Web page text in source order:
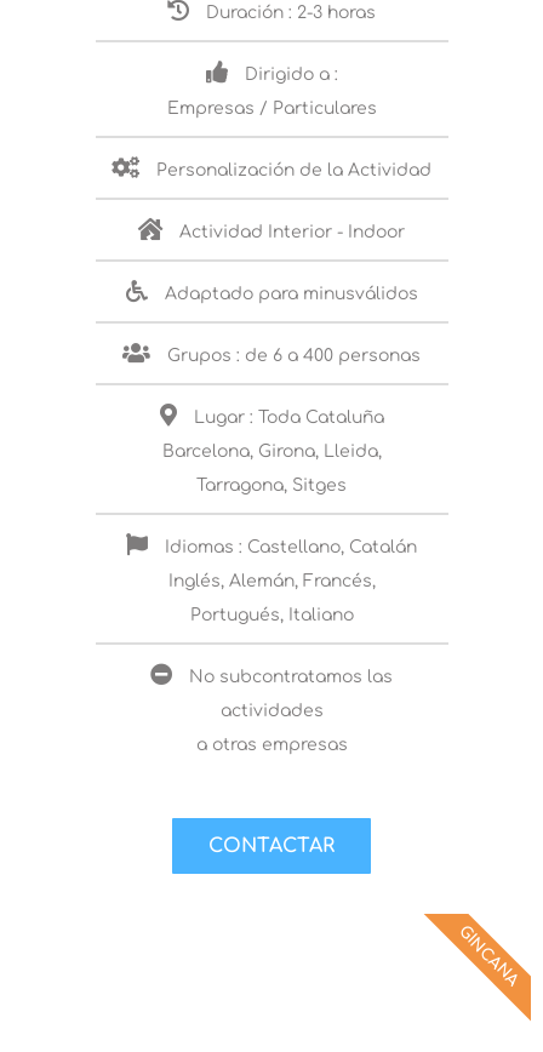
Duración : 2-3 horas
Dirigido a :
Empresas / Particulares
Personalización de la Actividad
Actividad Interior - Indoor
Adaptado para minusválidos
Grupos : de 6 a 400 personas
Lugar : Toda Cataluña
Barcelona, Girona, Lleida,
Tarragona, Sitges
Idiomas : Castellano, Catalán
Inglés, Alemán, Francés,
Portugués, Italiano
No subcontratamos las
actividades
a otras empresas
CONTACTAR
GINCANA